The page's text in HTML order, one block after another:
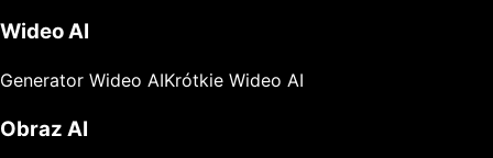
Wideo AI
Generator Wideo AIKrótkie Wideo AI
Obraz AI